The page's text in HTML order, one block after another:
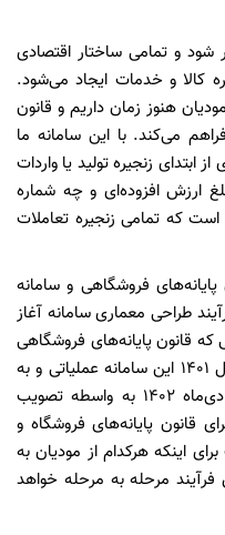
شود و تمامی ساختار اقتصادی
کالا و خدمات ایجاد می‌شود.
هنوز زمان داریم و قانون
می‌کند. با این سامانه ما
زنجیره تولید یا واردات
ارزش افزوده‌ای و چه شماره
است که تمامی زنجیره تعاملات
فروشگاهی و سامانه
تصویب شد فرآیند طراحی معماری سامانه آغاز
قانون پایانه‌های فروشگاهی
و سامانه مودیان دارد زمان‌بر بود. از سال ۱۴۰۱ این سامانه عملیاتی و به
طور آزمایشی راه‌اندازی شد. از ابتدای دی‌ماه ۱۴۰۲ به واسطه تصویب
قانون پایانه‌های فروشگاه و
اینکه هرکدام از مودیان به
مرحله به مرحله خواهد